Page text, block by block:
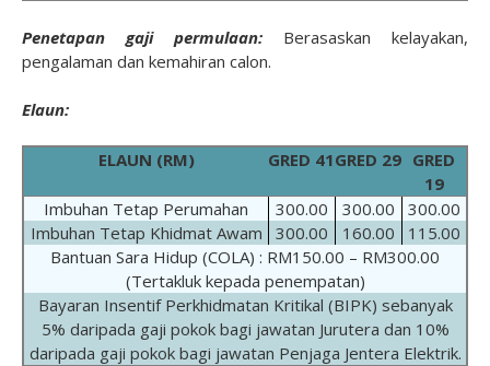
Penetapan gaji permulaan: Berasaskan kelayakan,
pengalaman dan kemahiran calon.
Elaun:
ELAUN (RM) GRED 41GRED 29 GRED
19
Imbuhan Tetap Perumahan
300.00 300.00
300.00
Imbuhan Tetap Khidmat Awam
300.00 160.00
115.00
Bantuan Sara Hidup (COLA) : RM150.00 – RM300.00
(Tertakluk kepada penempatan)
Bayaran Insentif Perkhidmatan Kritikal (BIPK) sebanyak
5% daripada gaji pokok bagi jawatan Jurutera dan 10%
daripada gaji pokok bagi jawatan Penjaga Jentera Elektrik.